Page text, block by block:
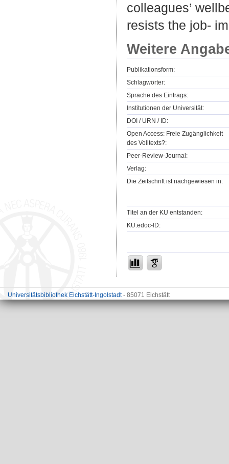
colleagues’
resists the job-
Weitere
Publikationsform:
Schlagwörter:
Sprache des Eintrags:
Institutionen der Universität:
DOI / URN / ID:
Open Access: Freie Zugänglichkeit
des Volltexts?:
Peer-Review-Journal:
Verlag:
Die Zeitschrift ist nachgewiesen in:
Titel an der KU entstanden:
KU.edoc-ID:
Universitätsbibliothek Eichstätt-Ingolstadt- 85071 Eichstätt